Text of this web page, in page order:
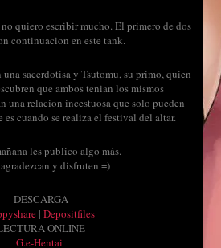
quiero escribir mucho. El primero de dos
continuacion en este tank.
sacerdotisa y Tsutomu, su primo, quien
que ambos tenian los mismos
una relacion incestuosa que solo pueden
es cuando se realiza el festival del altar.
les publico algo más.
y disfruten =)
DESCARGA
| Depositfiles
ONLINE
G.e-Hentai